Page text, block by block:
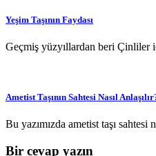
Yeşim Taşının Faydası
Geçmiş yüzyıllardan beri Çinliler
Ametist Taşının Sahtesi Nasıl
Bu yazımızda ametist taşı
Bir cevap yazın